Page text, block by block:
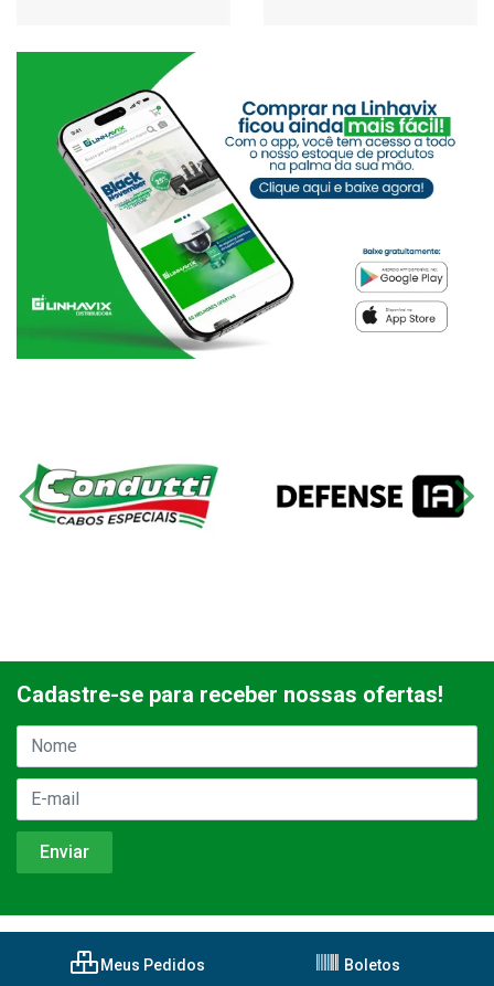
Cadastre-se para receber nossas ofertas!
Meus Pedidos Boletos